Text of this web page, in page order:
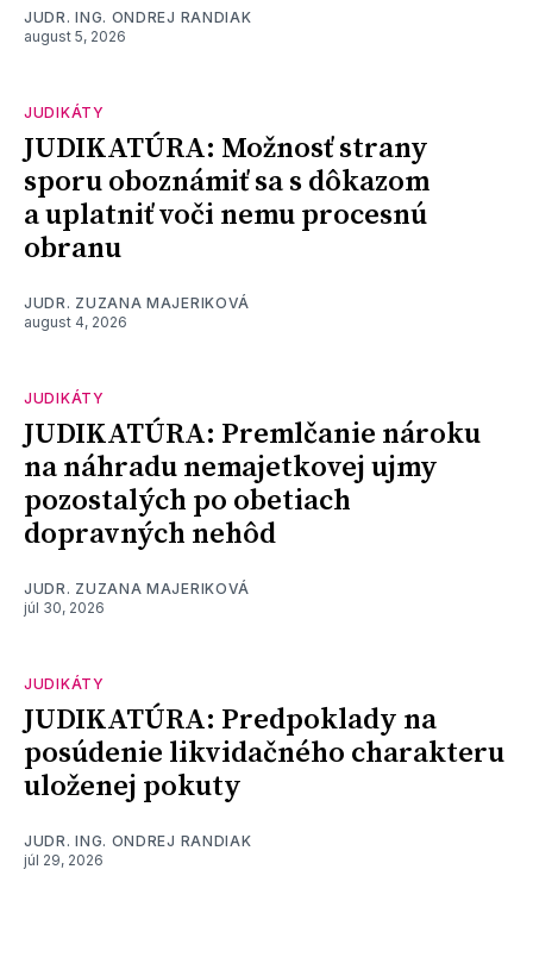
JUDR. ING. ONDREJ RANDIAK
august 5, 2026
JUDIKÁTY
JUDIKATÚRA: Možnosť strany
sporu oboznámiť sa s dôkazom
a uplatniť voči nemu procesnú
obranu
JUDR. ZUZANA MAJERIKOVÁ
august 4, 2026
JUDIKÁTY
JUDIKATÚRA: Premlčanie nároku
na náhradu nemajetkovej ujmy
pozostalých po obetiach
dopravných nehôd
JUDR. ZUZANA MAJERIKOVÁ
júl 30, 2026
JUDIKÁTY
JUDIKATÚRA: Predpoklady na
posúdenie likvidačného charakteru
uloženej pokuty
JUDR. ING. ONDREJ RANDIAK
júl 29, 2026